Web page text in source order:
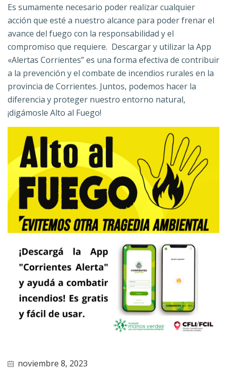
Es sumamente necesario poder realizar cualquier
acción que esté a nuestro alcance para poder frenar el
avance del fuego con la responsabilidad y el
compromiso que requiere. Descargar y utilizar la App
«Alertas Corrientes” es una forma efectiva de contribuir
a la prevención y el combate de incendios rurales en la
provincia de Corrientes. Juntos, podemos hacer la
diferencia y proteger nuestro entorno natural,
¡digámosle Alto al Fuego!
noviembre 8, 2023